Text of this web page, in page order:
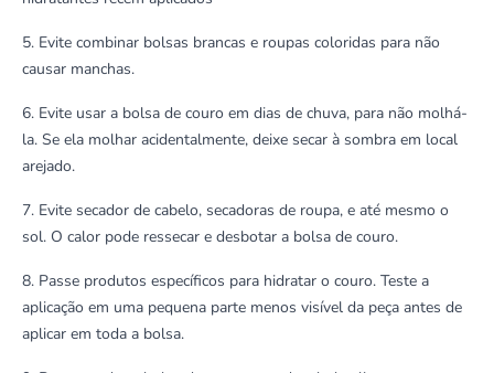
5. Evite combinar bolsas brancas e roupas coloridas para não
causar manchas.
6. Evite usar a bolsa de couro em dias de chuva, para não molhá-
la. Se ela molhar acidentalmente, deixe secar à sombra em local
arejado.
7. Evite secador de cabelo, secadoras de roupa, e até mesmo o
sol. O calor pode ressecar e desbotar a bolsa de couro.
8. Passe produtos específicos para hidratar o couro. Teste a
aplicação em uma pequena parte menos visível da peça antes de
aplicar em toda a bolsa.